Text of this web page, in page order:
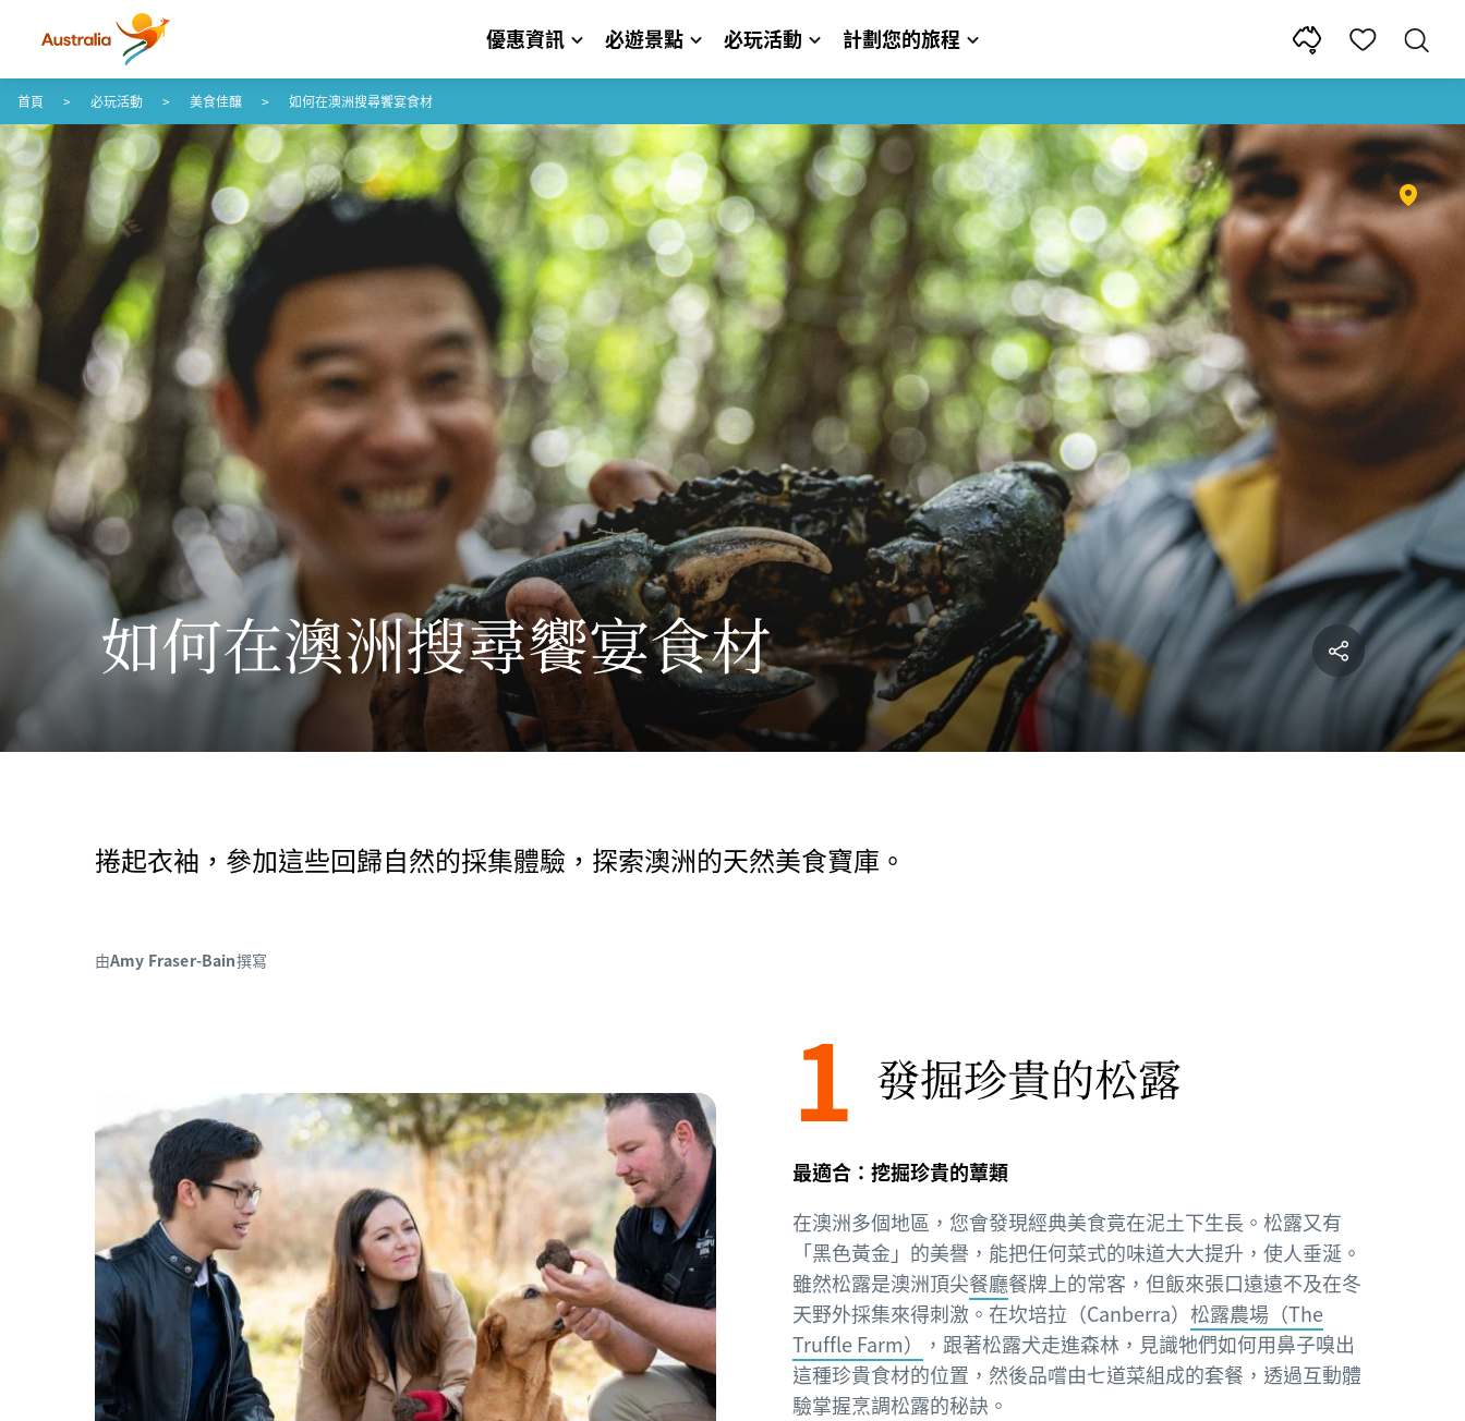
跳至內容
跳至頁尾導覽
優惠資訊 必遊景點 必玩活動 計劃您的旅程
首頁 必玩活動 美食佳釀 如何在澳洲搜尋饗宴食材
如何在澳洲搜尋饗宴食材
捲起衣袖，參加這些回歸自然的採集體驗，探索澳洲的天然美食寶庫。
由Amy Fraser-Bain撰寫
1 發掘珍貴的松露
最適合：挖掘珍貴的蕈類
在澳洲多個地區，您會發現經典美食竟在泥土下生長。松露又有
「黑色黃金」的美譽，能把任何菜式的味道大大提升，使人垂涎。
雖然松露是澳洲頂尖餐廳餐牌上的常客，但飯來張口遠遠不及在冬
天野外採集來得刺激。在坎培拉（Canberra） 松露農場（The
Truffle Farm）
，跟著松露犬走進森林，見識牠們如何用鼻子嗅出
這種珍貴食材的位置，然後品嚐由七道菜組成的套餐，透過互動體
驗掌握烹調松露的秘訣。